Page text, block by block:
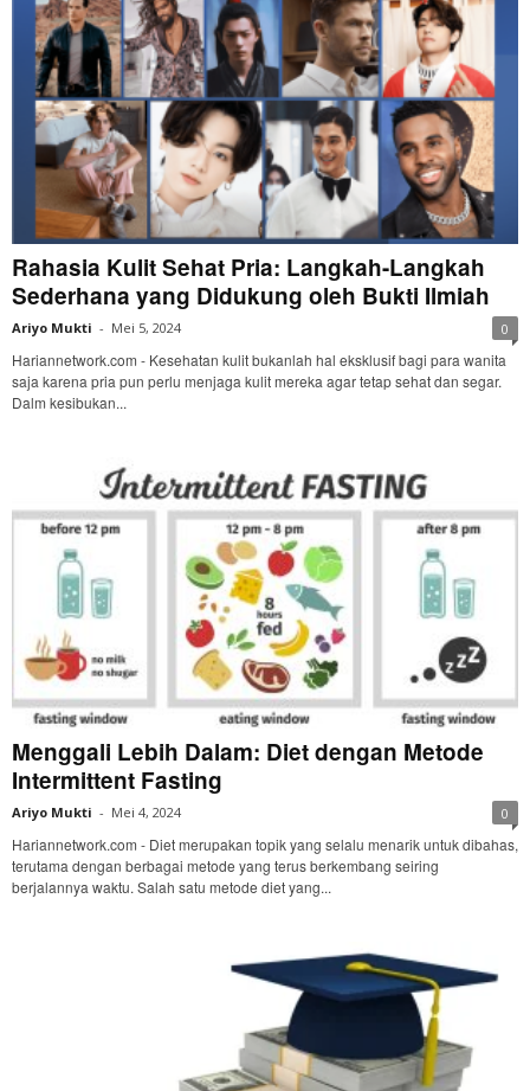
Rahasia Kulit Sehat Pria: Langkah-Langkah
Sederhana yang Didukung oleh Bukti Ilmiah
Ariyo Mukti - Mei 5, 2024 0
Hariannetwork.com - Kesehatan kulit bukanlah hal eksklusif bagi para wanita
saja karena pria pun perlu menjaga kulit mereka agar tetap sehat dan segar.
Dalm kesibukan...
Menggali Lebih Dalam: Diet dengan Metode
Intermittent Fasting
Ariyo Mukti - Mei 4, 2024 0
Hariannetwork.com - Diet merupakan topik yang selalu menarik untuk dibahas,
terutama dengan berbagai metode yang terus berkembang seiring
berjalannya waktu. Salah satu metode diet yang...